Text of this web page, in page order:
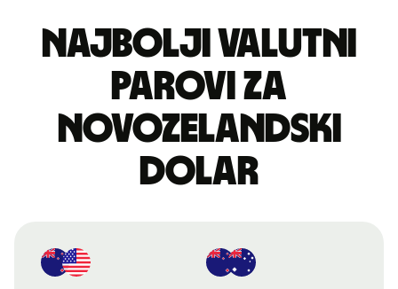
Najbolji valutni
parovi za
novozelandski
dolar